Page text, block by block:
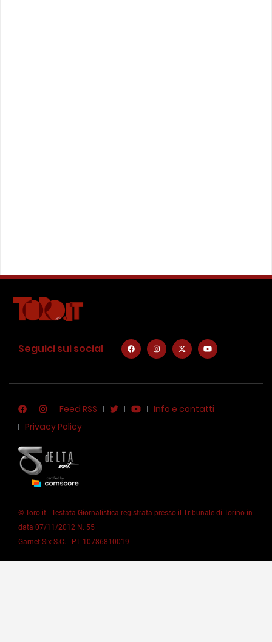
Seguici sui social
Feed RSS
Info e contatti
Privacy Policy
© Toro.it - Testata Giornalistica registrata presso il Tribunale di Torino in
data 07/11/2012 N. 55
Garnet Six S.C. - P.I. 10786810019